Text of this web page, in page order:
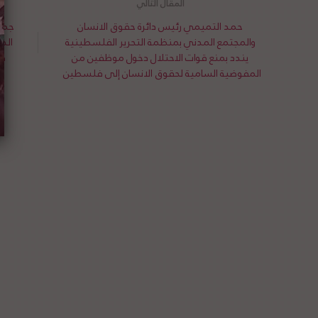
حمد التميمي رئيس دائرة حقوق الانسان
والمجتمع المدني بمنظمة التحرير الفلسطينية
يندد بمنع قوات الاحتلال دخول موظفين من
المفوضية السامية لحقوق الانسان إلى فلسطين